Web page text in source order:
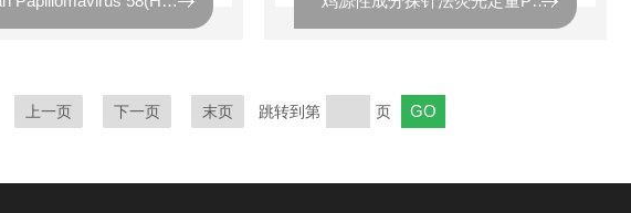
上一页 下一页 末页 跳转到第 页